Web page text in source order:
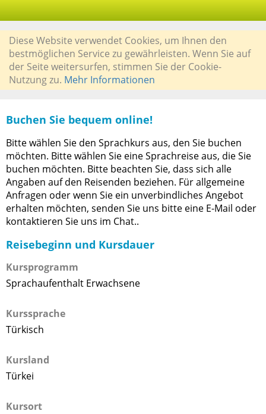
Diese Website verwendet Cookies, um Ihnen den
bestmöglichen Service zu gewährleisten. Wenn Sie auf
der Seite weitersurfen, stimmen Sie der Cookie-
Nutzung zu. Mehr Informationen
Buchen Sie bequem online!
Bitte wählen Sie den Sprachkurs aus, den Sie buchen
möchten. Bitte wählen Sie eine Sprachreise aus, die Sie
buchen möchten. Bitte beachten Sie, dass sich alle
Angaben auf den Reisenden beziehen. Für allgemeine
Anfragen oder wenn Sie ein unverbindliches Angebot
erhalten möchten, senden Sie uns bitte eine E-Mail oder
kontaktieren Sie uns im Chat..
Reisebeginn und Kursdauer
Kursprogramm
Sprachaufenthalt Erwachsene
Kurssprache
Türkisch
Kursland
Türkei
Kursort